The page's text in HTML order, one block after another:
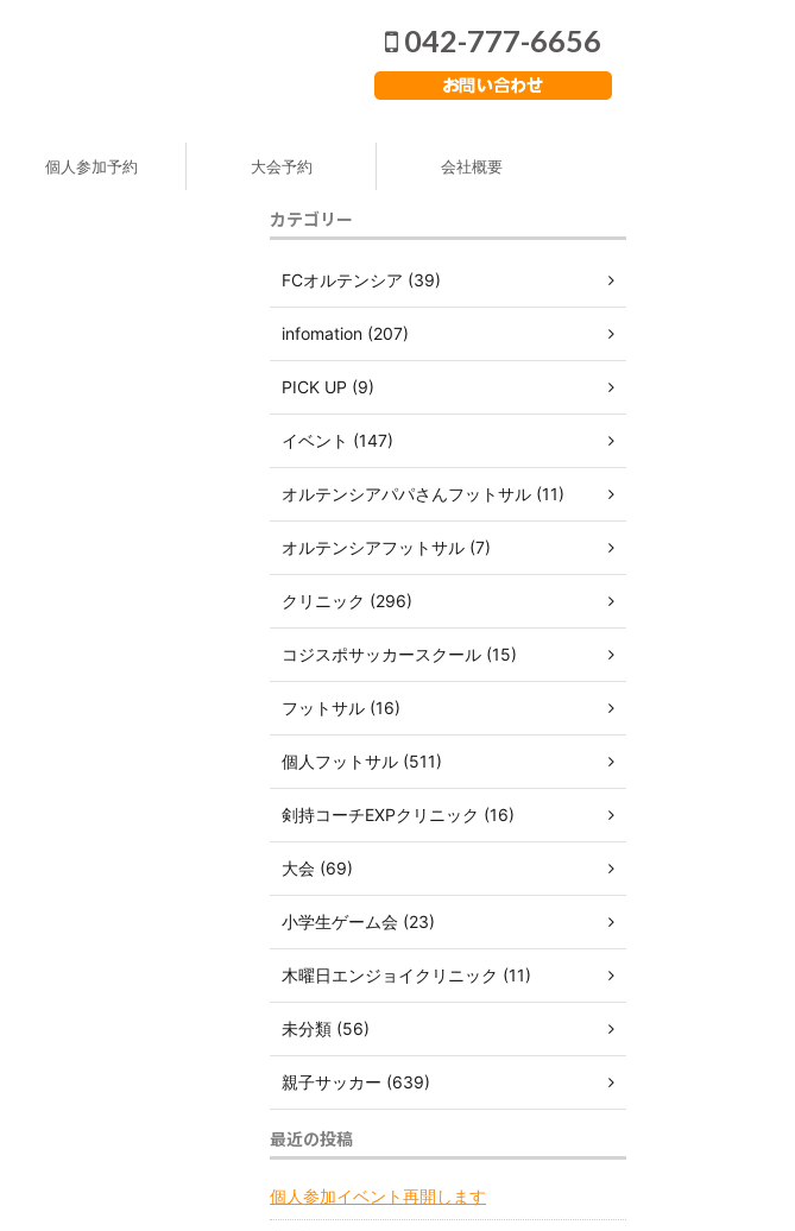
042-777-6656
個人参加予約 大会予約 会社概要
カテゴリー
FCオルテンシア (39)
infomation (207)
PICK UP (9)
イベント (147)
オルテンシアパパさんフットサル (11)
オルテンシアフットサル (7)
クリニック (296)
コジスポサッカースクール (15)
フットサル (16)
個人フットサル (511)
剣持コーチEXPクリニック (16)
大会 (69)
小学生ゲーム会 (23)
木曜日エンジョイクリニック (11)
未分類 (56)
親子サッカー (639)
最近の投稿
個人参加イベント再開します